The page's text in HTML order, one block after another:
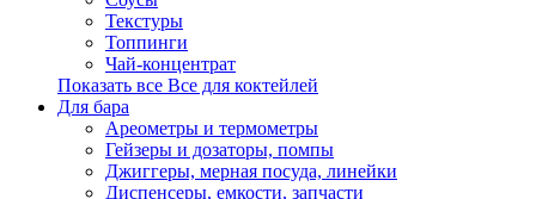
Текстуры
Топпинги
Чай-концентрат
Показать все Все для коктейлей
Для бара
Ареометры и термометры
Гейзеры и дозаторы, помпы
Джиггеры, мерная посуда, линейки
Диспенсеры, емкости, запчасти